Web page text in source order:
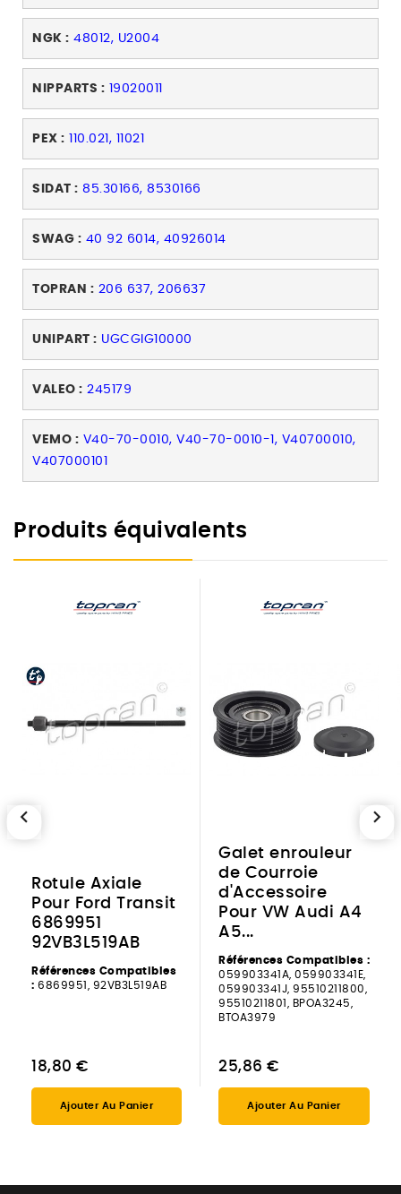
NGK : 48012, U2004
NIPPARTS : 19020011
PEX : 110.021, 11021
SIDAT : 85.30166, 8530166
SWAG : 40 92 6014, 40926014
TOPRAN : 206 637, 206637
UNIPART : UGCGIG10000
VALEO : 245179
VEMO : V40-70-0010, V40-70-0010-1, V40700010,
V407000101
Produits équivalents
Rotule Axiale
Pour Ford Transit
6869951
92VB3L519AB
Références Compatibles
: 6869951, 92VB3L519AB
18,80 €
Ajouter Au Panier
Galet enrouleur
de Courroie
d'Accessoire
Pour VW Audi A4
A5...
Références Compatibles :
059903341A, 059903341E,
059903341J, 95510211800,
95510211801, BPOA3245,
BTOA3979
25,86 €
Ajouter Au Panier
chevron_left chevron_right